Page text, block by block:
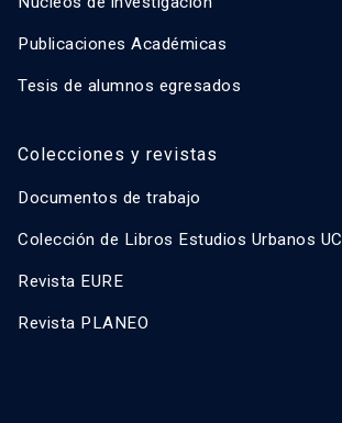
Publicaciones Académicas
Tesis de alumnos egresados
Colecciones y revistas
Documentos de trabajo
Colección de Libros Estudios Urbanos UC
Revista EURE
Revista PLANEO